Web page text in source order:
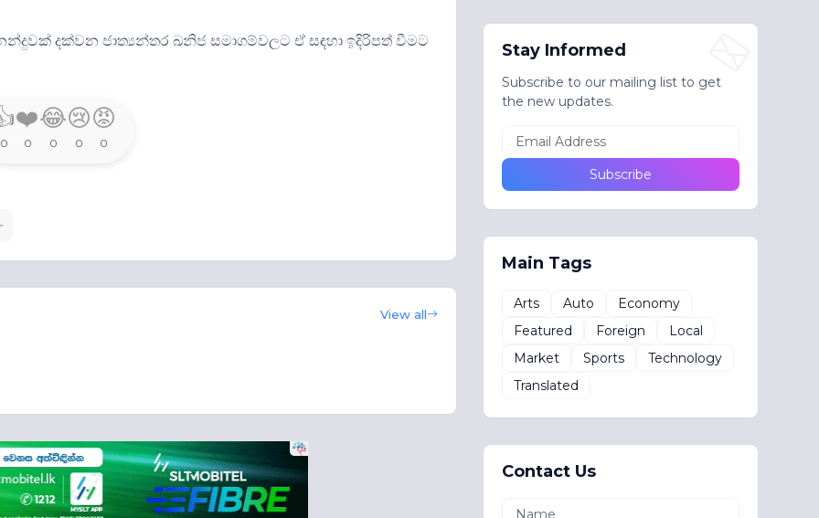
දක්වන ජාත්‍යන්තර ඛනිජ සමාගම්වලට ඒ සඳහා ඉදිරිපත් වීමට
0
❤️
0
😂
0
😢
0
😡
0
View all
Stay Informed
Subscribe to our mailing list to get
the new updates.
Main Tags
Arts Auto
Economy
Featured
Foreign
Local
Market
Sports
Technology
Translated
Contact Us